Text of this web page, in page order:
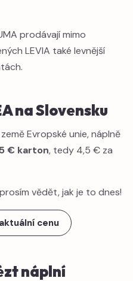
prodávají mimo
LEVIA také levnější
na Slovensku
Evropské unie, náplně
€ karton, tedy 4,5 € za
vědět, jak je to dnes!
cenu
náplní